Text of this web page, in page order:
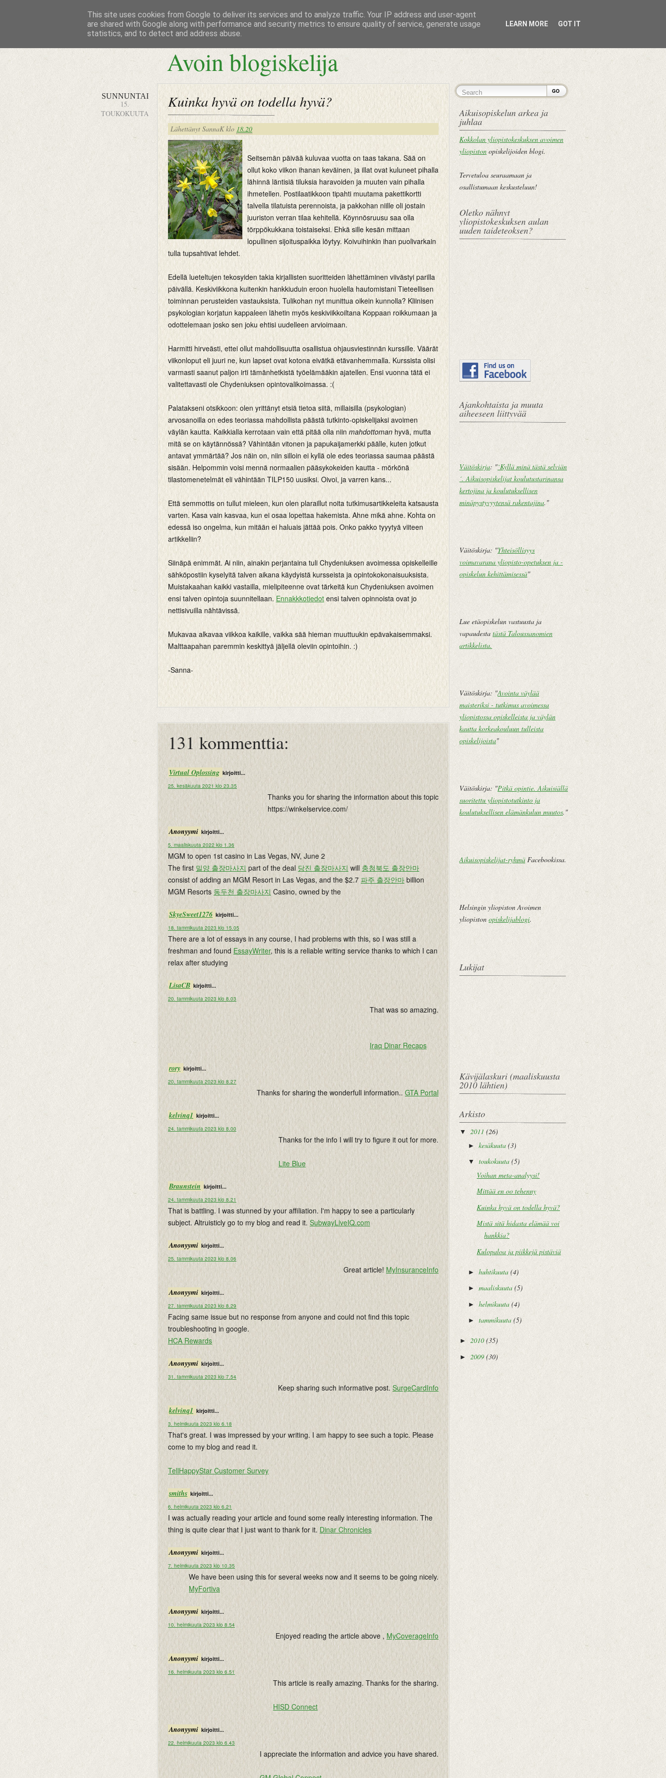
Avoin blogiskelija
SUNNUNTAI
15.
TOUKOKUUTA
Kuinka hyvä on todella hyvä?
Lähettänyt SannaK klo 18.20
Seitsemän päivää kuluvaa vuotta on taas takana. Sää on
ollut koko viikon ihanan keväinen, ja illat ovat kuluneet pihalla
lähinnä läntisiä tiluksia haravoiden ja muuten vain pihalla
ihmetellen. Postilaatikkoon tipahti muutama pakettikortti
talvella tilatuista perennoista, ja pakkohan niille oli jostain
juuriston verran tilaa kehitellä. Köynnösruusu saa olla
törppökukkana toistaiseksi. Ehkä sille kesän mittaan
lopullinen sijoituspaikka löytyy. Koivuihinkin ihan puolivarkain
tulla tupsahtivat lehdet.
Edellä lueteltujen tekosyiden takia kirjallisten suoritteiden lähettäminen viivästyi parilla
päivällä. Keskiviikkona kuitenkin hankkiuduin eroon huolella hautomistani Tieteellisen
toiminnan perusteiden vastauksista. Tulikohan nyt munittua oikein kunnolla? Kliinisen
psykologian korjatun kappaleen lähetin myös keskiviikkoiltana Koppaan roikkumaan ja
odottelemaan josko sen joku ehtisi uudelleen arvioimaan.
Harmitti hirveästi, ettei ollut mahdollisuutta osallistua ohjausviestinnän kurssille. Väärät
viikonloput eli juuri ne, kun lapset ovat kotona eivätkä etävanhemmalla. Kurssista olisi
varmasti saanut paljon irti tämänhetkistä työelämääkin ajatellen. Ensi vuonna tätä ei
valitettavasti ole Chydeniuksen opintovalikoimassa. :(
Palatakseni otsikkoon: olen yrittänyt etsiä tietoa siitä, millaisilla (psykologian)
arvosanoilla on edes teoriassa mahdollista päästä tutkinto-opiskelijaksi avoimen
väylän kautta. Kaikkialla kerrotaan vain että pitää olla niin mahdottoman hyvä, mutta
mitä se on käytännössä? Vähintään vitonen ja papukaijamerkki päälle, kuten jotkut
antavat ymmärtää? Jos näin on, niin silloin ei kyllä ole edes teoriassa saumaa päästä
sisään. Helpommin voisi mennä normaalien pääsykokeiden kautta - mörkönä
tilastomenetelmät eli vähintään TILP150 uusiksi. Oivoi, ja varren kans...
Että semmottis on tullut mieleen, kun olen plaraillut noita tutkimusartikkeleita katsausta
varten. Kasa vain kasvaa, kun ei osaa lopettaa hakemista. Ahne mikä ahne. Kohta on
edessä iso ongelma, kun mitään ei haluais jättää pois. Onko pakko tyyytyä viiteen
artikkeliin?
Siinäpä enimmät. Ai niin, ainakin perjantaina tuli Chydeniuksen avoimessa opiskelleille
sähköpostiin kyselyitä talven aikana käydyistä kursseista ja opintokokonaisuuksista.
Muistakaahan kaikki vastailla, mielipiteenne ovat tärkeitä kun Chydeniuksen avoimen
ensi talven opintoja suunnitellaan. Ennakkkotiedot ensi talven opinnoista ovat jo
nettisivuilla nähtävissä.
Mukavaa alkavaa viikkoa kaikille, vaikka sää hieman muuttuukin epävakaisemmaksi.
Malttaapahan paremmin keskittyä jäljellä oleviin opintoihin. :)
-Sanna-
131 kommenttia:
Virtual Oplossing kirjoitti...
25. kesäkuuta 2021 klo 23.35
Thanks you for sharing the information about this topic
https://winkelservice.com/
Anonyymi kirjoitti...
5. maaliskuuta 2022 klo 1.36
MGM to open 1st casino in Las Vegas, NV, June 2
The first 밀양 출장마사지 part of the deal 당진 출장마사지 will 충청북도 출장안마
consist of adding an MGM Resort in Las Vegas, and the $2.7 파주 출장안마 billion
MGM Resorts 동두천 출장마사지 Casino, owned by the
SkyeSweet1276 kirjoitti...
18. tammikuuta 2023 klo 15.05
There are a lot of essays in any course, I had problems with this, so I was still a
freshman and found EssayWriter, this is a reliable writing service thanks to which I can
relax after studying
LisaCB kirjoitti...
20. tammikuuta 2023 klo 8.03
That was so amazing.
Iraq Dinar Recaps
rory kirjoitti...
20. tammikuuta 2023 klo 8.27
Thanks for sharing the wonderfull information.. GTA Portal
kelvinq1 kirjoitti...
24. tammikuuta 2023 klo 8.00
Thanks for the info I will try to figure it out for more.
Lite Blue
Braunstein kirjoitti...
24. tammikuuta 2023 klo 8.21
That is battling. I was stunned by your affiliation. I'm happy to see a particularly
subject. Altruisticly go to my blog and read it. SubwayLiveIQ.com
Anonyymi kirjoitti...
25. tammikuuta 2023 klo 8.06
Great article! MyInsuranceInfo
Anonyymi kirjoitti...
27. tammikuuta 2023 klo 8.29
Facing same issue but no response from anyone and could not find this topic
troubleshooting in google.
HCA Rewards
Anonyymi kirjoitti...
31. tammikuuta 2023 klo 7.54
Keep sharing such informative post. SurgeCardInfo
kelvinq1 kirjoitti...
3. helmikuuta 2023 klo 6.18
That's great. I was impressed by your writing. I am happy to see such a topic. Please
come to my blog and read it.
TellHappyStar Customer Survey
smiths kirjoitti...
6. helmikuuta 2023 klo 6.21
I was actually reading your article and found some really interesting information. The
thing is quite clear that I just want to thank for it. Dinar Chronicles
Anonyymi kirjoitti...
7. helmikuuta 2023 klo 10.35
We have been using this for several weeks now and it seems to be going nicely.
MyFortiva
Anonyymi kirjoitti...
10. helmikuuta 2023 klo 8.54
Enjoyed reading the article above , MyCoverageInfo
Anonyymi kirjoitti...
16. helmikuuta 2023 klo 6.51
This article is really amazing. Thanks for the sharing.
HISD Connect
Anonyymi kirjoitti...
22. helmikuuta 2023 klo 6.43
I appreciate the information and advice you have shared.
E
Aikuisopiskelun arkea ja
juhlaa
Kokkolan yliopistokeskuksen avoimen
yliopiston opiskelijoiden blogi.
Tervetuloa seuraamaan ja
osallistumaan keskusteluun!
Oletko nähnyt
yliopistokeskuksen aulan
uuden taideteoksen?
Ajankohtaista ja muuta
aiheeseen liittyvää
Väitöskirja: "`Kyllä minä tästä selviän
´. Aikuisopiskelijat koulutustarinansa
kertojina ja koulutuksellisen
minäpystyvyytensä rakentajina."
Väitöskirja: "Yhteisöllisyys
voimavarana yliopisto-opetuksen ja -
opiskelun kehittämisessä"
Lue etäopiskelun vastuusta ja
vapaudesta tästä Taloussanomien
artikkelista.
Väitöskirja: "Avointa väylää
maisteriksi - tutkimus avoimessa
yliopistossa opiskelleista ja väylän
kautta korkeakouluun tulleista
opiskelijoista"
Väitöskirja: "Pitkä opintie. Aikuisiällä
suoritettu yliopistotutkinto ja
koulutuksellisen elämänkulun muutos."
Aikuisopiskelijat-ryhmä Facebookissa.
Helsingin yliopiston Avoimen
yliopiston opiskelijablogi.
Lukijat
Kävijälaskuri (maaliskuusta
2010 lähtien)
Arkisto
▼ 2011 (26)
► kesäkuuta (3)
▼ toukokuuta (5)
Voihan meta-analyysi!
Mittää en oo tehenny
Kuinka hyvä on todella hyvä?
Mistä sitä hidasta elämää voi
hankkia?
Kulopaloa ja piikkejä pistäviä
► huhtikuuta (4)
► maaliskuuta (5)
► helmikuuta (4)
► tammikuuta (5)
► 2010 (35)
► 2009 (30)
This site uses cookies from Google to deliver its services and to analyze traffic. Your IP address and user-agent
are shared with Google along with performance and security metrics to ensure quality of service, generate usage
statistics, and to detect and address abuse.
LEARN MORE GOT IT